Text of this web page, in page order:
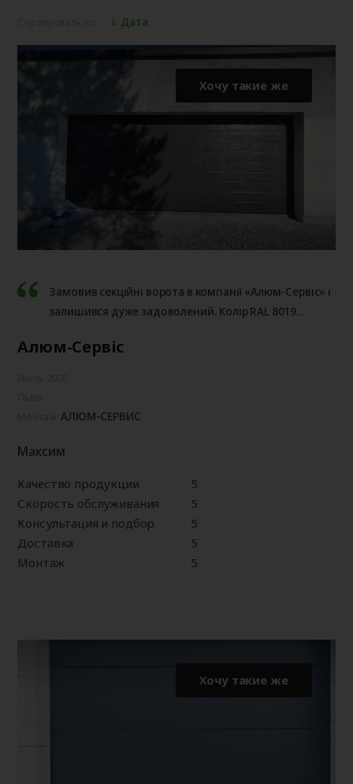
Дата
Алюм-Сервіс
Монтаж:АЛЮМ-СЕРВИС
Хочу такие же
Замовив секційні ворота в компанії «Алюм-Сервіс» і
залишився дуже задоволений. Колір RAL 8019
хорошу герметичність і повністю виправдали мої
Максим
Качество продукции
5
Скорость обслуживания
5
Консультация и подбор
5
Доставка
5
Монтаж
5
Хочу такие же